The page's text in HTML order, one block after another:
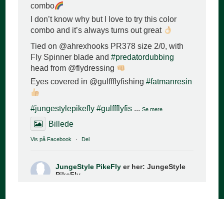
combo
I don’t know why but I love to try this color
combo and it’s always turns out great
Tied on @ahrexhooks PR378 size 2/0, with
Fly Spinner blade and#predatordubbing
head from @flydressing
Eyes covered in @gulffflyfishing#fatmanresin
#jungestylepikefly #gulffflyfis ...Se mere
Billede
Vis på Facebook · Del
JungeStyle PikeFly er her: JungeStyle
PikeFly.